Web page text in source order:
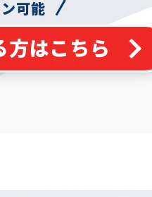
可能
方はこちら